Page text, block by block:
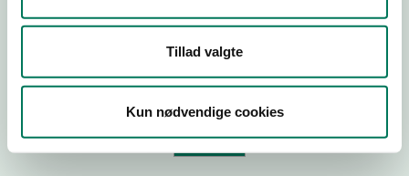
Tillad valgte
Kun nødvendige cookies
Tilføj smiley til dit website
Kopier link til at indsætte på virksomhedens hjemmeside